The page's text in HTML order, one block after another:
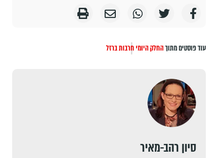
עוד פוסטים מתוךהחלק היומיחרבות ברזל
סיון רהב-מאיר